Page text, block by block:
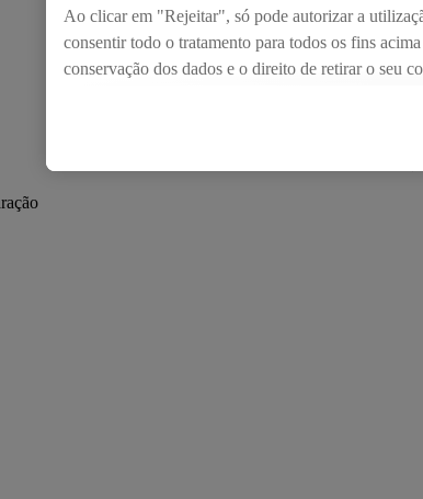
Ao clicar em "Rejeitar", só pode autorizar a
consentir todo o tratamento para todos os fins
conservação dos dados e o direito de retirar o seu